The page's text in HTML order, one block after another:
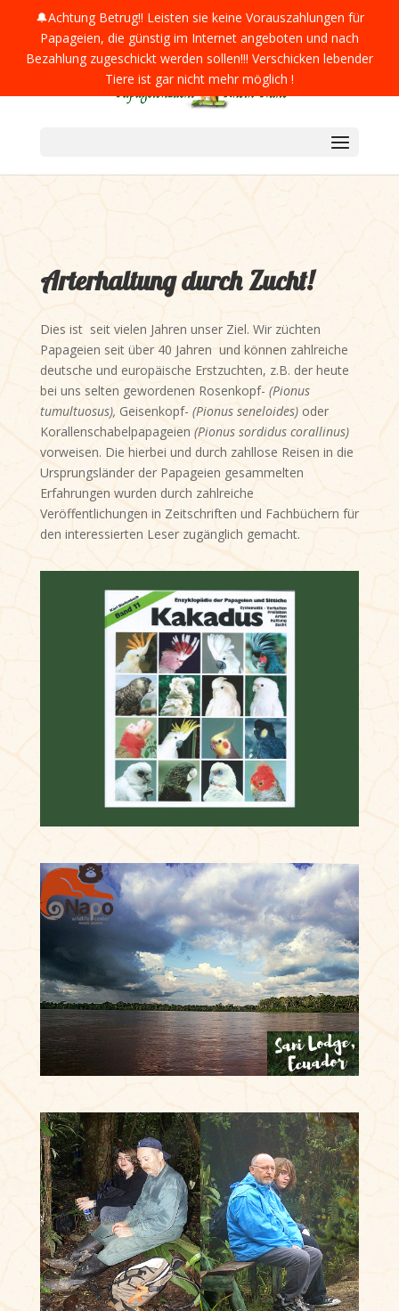
0049 (0) 160 1539015 info@papageienzucht-rhein-
nahe.de
Arterhaltung durch Zucht!
Dies ist seit vielen Jahren unser Ziel. Wir züchten
Papageien seit über 40 Jahren und können zahlreiche
deutsche und europäische Erstzuchten, z.B. der heute
bei uns selten gewordenen Rosenkopf- (Pionus
tumultuosus), Geisenkopf- (Pionus seneloides)oder
Korallenschabelpapageien (Pionus sordidus corallinus)
vorweisen. Die hierbei und durch zahllose Reisen in die
Ursprungsländer der Papageien gesammelten
Erfahrungen wurden durch zahlreiche
Veröffentlichungen in Zeitschriften und Fachbüchern für
den interessierten Leser zugänglich gemacht.
🔔Achtung Betrug!! Leisten sie keine Vorauszahlungen für
Papageien, die günstig im Internet angeboten und nach
Bezahlung zugeschickt werden sollen!!! Verschicken lebender
Tiere ist gar nicht mehr möglich !